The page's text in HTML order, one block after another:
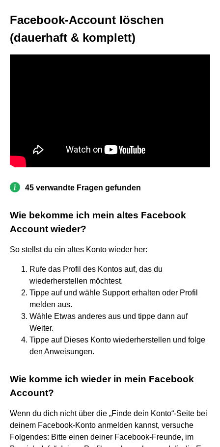
Facebook-Account löschen
(dauerhaft & komplett)
45 verwandte Fragen gefunden
Wie bekomme ich mein altes Facebook
Account wieder?
So stellst du ein altes Konto wieder her:
Rufe das Profil des Kontos auf, das du
wiederherstellen möchtest.
Tippe auf und wähle Support erhalten oder Profil
melden aus.
Wähle Etwas anderes aus und tippe dann auf
Weiter.
Tippe auf Dieses Konto wiederherstellen und folge
den Anweisungen.
Wie komme ich wieder in mein Facebook
Account?
Wenn du dich nicht über die „Finde dein Konto“-Seite bei
deinem Facebook-Konto anmelden kannst, versuche
Folgendes: Bitte einen deiner Facebook-Freunde, im